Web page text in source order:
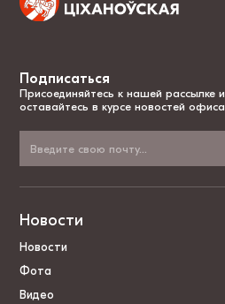
Подписаться
Присоединяйтесь к нашей рассылке и
оставайтесь в курсе новостей офиса
Новости
Новости
Фота
Видео